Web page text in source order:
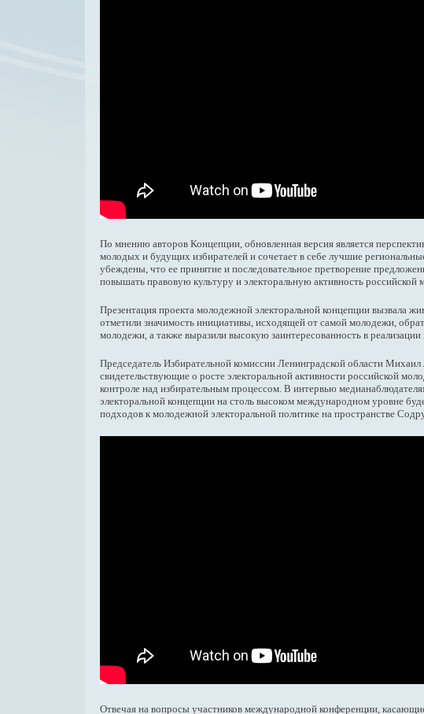
По мнению авторов Концепции, обновленная версия является
молодых и будущих избирателей и сочетает в себе лучшие
убеждены, что ее принятие и последовательное претворение
повышать правовую культуру и электоральную активность российской
Презентация проекта молодежной электоральной концепции вызвала
отметили значимость инициативы, исходящей от самой молодежи,
молодежи, а также выразили высокую заинтересованность в
Председатель Избирательной комиссии Ленинградской области
свидетельствующие о росте электоральной активности российской
контроле над избирательным процессом. В интервью
электоральной концепции на столь высоком международном уровне
подходов к молодежной электоральной политике на пространстве
Отвечая на вопросы участников международной конференции,